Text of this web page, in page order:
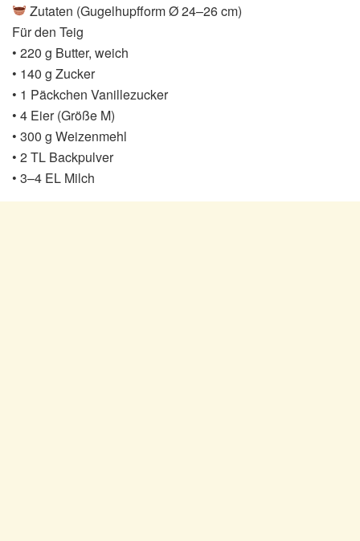
Zutaten (Gugelhupfform Ø 24–26 cm)
Für den Teig
• 220 g Butter, weich
• 140 g Zucker
• 1 Päckchen Vanillezucker
• 4 Eier (Größe M)
• 300 g Weizenmehl
• 2 TL Backpulver
• 3–4 EL Milch